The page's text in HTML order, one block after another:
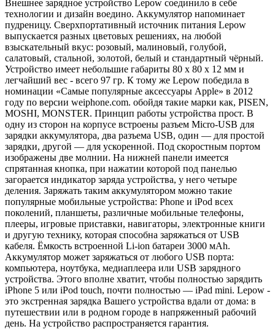
Внешнее зарядное устройство Lepow соединило в себе
технологии и дизайн воедино. Аккумулятор напоминает
пудреницу. Сверхпортативный источник питания Lepow
выпускается разных цветовых решениях, на любой
взыскательный вкус: розовый, малиновый, голубой,
салатовый, стальной, золотой, белый и стандартный чёрный.
Устройство имеет небольшие габариты 80 х 80 х 12 мм и
легчайший вес - всего 97 гр. К тому же Lepow победила в
номинации «Самые популярные аксессуары Apple» в 2012
году по версии weiphone.com. обойдя такие марки как, PISEN,
MOSHI, MONSTER. Принцип работы устройства прост. В
одну из сторон на корпусе встроены разъем Micro-USB для
зарядки аккумулятора, два разъема USB, один — для простой
зарядки, другой — для ускоренной. Под скоростным портом
изображены две молнии. На нижней панели имеется
спрятанная кнопка, при нажатии которой под панелью
загорается индикатор заряда устройства, у него четыре
деления. Заряжать таким аккумулятором можно такие
популярные мобильные устройства: Phone и iPod всех
поколений, планшеты, различные мобильные телефоны,
плееры, игровые приставки, навигаторы, электронные книги
и другую технику, которая способна заряжаться от USB
кабеля. Ёмкость встроенной Li-ion батареи 3000 мAh.
Аккумулятор может заряжаться от любого USB порта:
компьютера, ноутбука, медиаплеера или USB зарядного
устройства. Этого вполне хватит, чтобы полностью зарядить
iPhone 5 или iPod touch, почти полностью — iPad mini. Lepow -
это экстренная зарядка Вашего устройства вдали от дома: в
путешествии или в родном городе в напряженный рабочий
день. На устройство распространяется гарантия.